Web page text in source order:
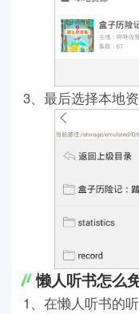
3、最后选择本地
懒人听书怎么
1、在懒人听书的